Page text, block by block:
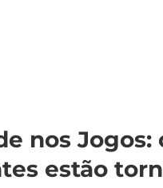
nos
estão